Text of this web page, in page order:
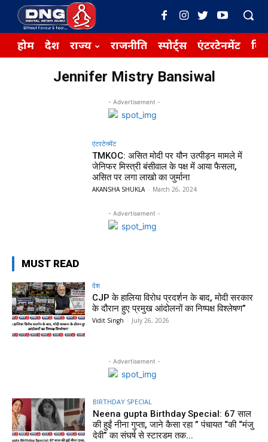
होम देश राज्य राजनीति स्पोर्ट्स एंटरटेनमेंट
Jennifer Mistry Bansiwal
- Advertisement -
एंटरटेनमेंट
TMKOC: असित मोदी पर यौन उत्पीड़न मामले में
जेनिफर मिस्त्री बंसीवाल के पक्ष में आया फैसला,
असित पर लगा लाखो का जुर्माना
AKANSHA SHUKLA - March 26, 2024
- Advertisement -
MUST READ
देश
CJP के हालिया विरोध प्रदर्शन के बाद, मोदी सरकार
के दौरान हुए प्रमुख आंदोलनों का निष्पक्ष विश्लेषण”
Vidit Singh - July 26, 2026
- Advertisement -
BIRTHDAY SPECIAL
Neena gupta Birthday Special: 67 साल
की हुईं नीना गुप्ता, जाने कैसा रहा ” पंचायत “की “मंजु
देवी” का संघर्ष से स्टारडम तक...